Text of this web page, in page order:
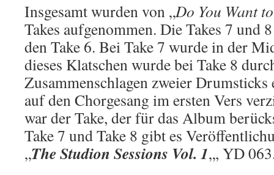
Insgesamt wurden von „Do You Want
Takes aufgenommen. Die Takes 7 und
den Take 6. Bei Take 7 wurde in der
dieses Klatschen wurde bei Take 8
Zusammenschlagen zweier Drumsticks
auf den Chorgesang im ersten Vers
war der Take, der für das Album
Take 7 und Take 8 gibt es
„The Studion Sessions Vol. 1„, YD